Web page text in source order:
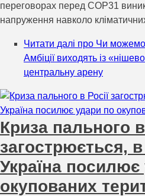
переговорах перед COP31
напруження навколо
Читати далі про Чи можемо
Амбіції виходять із
центральну арену
Криза пального в
загострюється,
Україна
окупованих